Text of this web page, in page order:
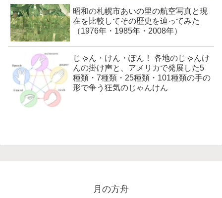
昭和の札幌市あいの里の航空写真と現
在を比較してその歴史を辿ってみた
（1976年・1985年・2008年）
じゃん・けん・ぽん！ 各地のじゃんけ
んの掛け声と、アメリカで発展した5
種類・7種類・25種類・101種類の手の
形で争う狂気のじゃんけん
月の方舟